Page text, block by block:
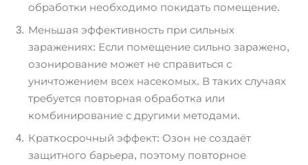
обработки необходимо покидать помещение.
Меньшая эффективность при сильных
заражениях: Если помещение сильно заражено,
озонирование может не справиться с
уничтожением всех насекомых. В таких случаях
требуется повторная обработка или
комбинирование с другими методами.
Краткосрочный эффект: Озон не создаёт
защитного барьера, поэтому повторное